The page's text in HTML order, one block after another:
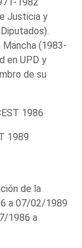
Justicia y
(1983-
en UPD y
de su
1986
1989
de la
a 07/02/1989
1986 a